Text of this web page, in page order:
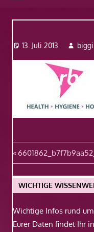
Website
13. Juli 2013 biggi
Vorheriger
Beitrag:
WICHTIGE
Wichtige Infos rund
Eurer Daten findet Ihr